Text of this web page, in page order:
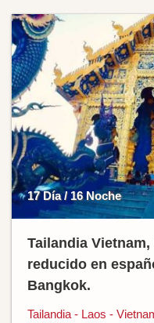
17 Día / 16 Noche
Tailandia
reducido en
Bangkok.
Tailandia - Laos -